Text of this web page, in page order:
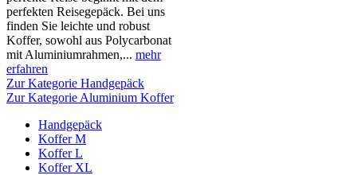
perfekten Reisegepäck. Bei uns
finden Sie leichte und robust
Koffer, sowohl aus Polycarbonat
mit Aluminiumrahmen,... mehr
erfahren
Zur Kategorie Handgepäck
Zur Kategorie Aluminium Koffer
Handgepäck
Koffer M
Koffer L
Koffer XL